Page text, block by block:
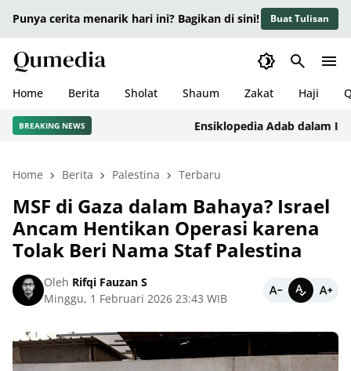
Punya cerita menarik hari ini? Bagikan di sini! Buat Tulisan
Home Berita Sholat Shaum Zakat Haji
BREAKING NEWS Ensiklopedia Adab dalam
Home Berita Palestina Terbaru
MSF di Gaza dalam Bahaya? Israel
Ancam Hentikan Operasi karena
Tolak Beri Nama Staf Palestina
Oleh Rifqi Fauzan S
Minggu, 1 Februari 2026 23:43 WIB